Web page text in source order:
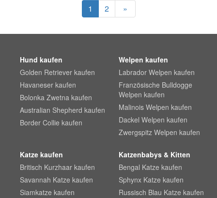
1 2 »
Hund kaufen
Golden Retriever kaufen
Havaneser kaufen
Bolonka Zwetna kaufen
Australian Shepherd kaufen
Border Collie kaufen
Welpen kaufen
Labrador Welpen kaufen
Französische Bulldogge
Welpen kaufen
Malinois Welpen kaufen
Dackel Welpen kaufen
Zwergspitz Welpen kaufen
Katze kaufen
Britisch Kurzhaar kaufen
Savannah Katze kaufen
Siamkatze kaufen
Katzenbabys & Kitten
Bengal Katze kaufen
Sphynx Katze kaufen
Russisch Blau Katze kaufen